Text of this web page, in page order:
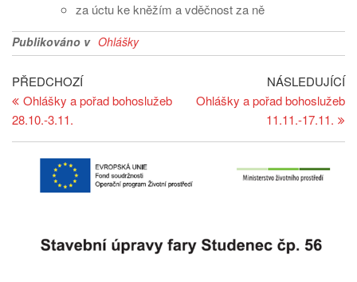
za úctu ke kněžím a vděčnost za ně
Publikováno v Ohlášky
Navigace
pro
příspěvek
Předchozí
článek
PŘEDCHOZÍ
Ohlášky a pořad bohoslužeb
28.10.-3.11.
NÁSLEDUJÍCÍ
Ohlášky a pořad bohoslužeb
11.11.-17.11.